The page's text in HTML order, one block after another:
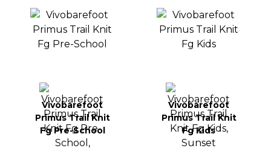
Vivobarefoot
Primus Trail Knit
Fg Pre-School
Vivobarefoot
Primus Trail Knit
Fg Kids